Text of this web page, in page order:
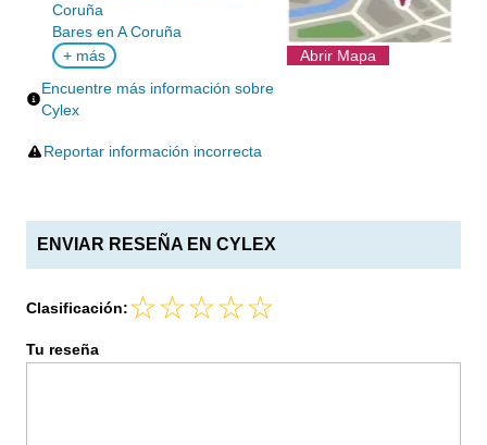
Coruña
Bares en A Coruña
+ más
Encuentre más información sobre
Cylex
Reportar información incorrecta
Abrir Mapa
ENVIAR RESEÑA EN CYLEX
Clasificación:
Tu reseña